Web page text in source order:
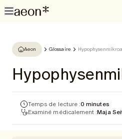
Aeon Glossaire
Temps de lecture :0 minutes
Examiné médicalement :Maja